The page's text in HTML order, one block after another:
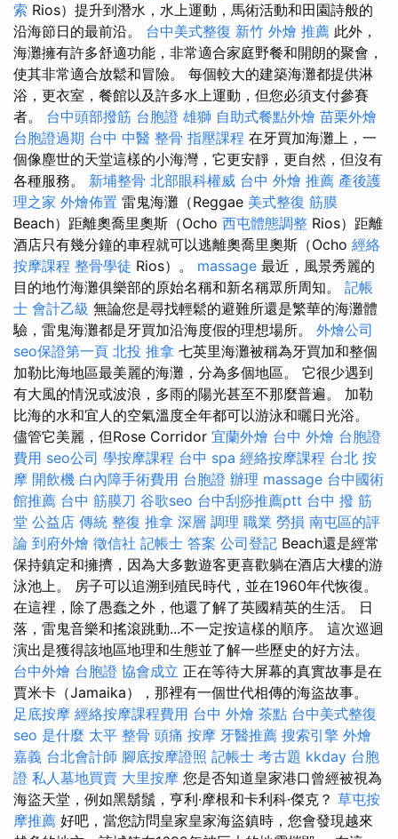
索 Rios）提升到潛水，水上運動，馬術活動和田園詩般的
沿海節日的最前沿。 台中美式整復 新竹 外燴 推薦 此外，
海灘擁有許多舒適功能，非常適合家庭野餐和開朗的聚會，
使其非常適合放鬆和冒險。 每個較大的建築海灘都提供淋
浴，更衣室，餐館以及許多水上運動，但您必須支付參賽
者。 台中頭部撥筋 台胞證 雄獅 自助式餐點外燴 苗栗外燴
台胞證過期 台中 中醫 整骨 指壓課程 在牙買加海灘上，一
個像塵世的天堂這樣的小海灣，它更安靜，更自然，但沒有
各種服務。 新埔整骨 北部眼科權威 台中 外燴 推薦 產後護
理之家 外燴佈置 雷鬼海灘（Reggae 美式整復 筋膜
Beach）距離奧喬里奧斯（Ocho 西屯體態調整 Rios）距離
酒店只有幾分鐘的車程就可以逃離奧喬里奧斯（Ocho 經絡
按摩課程 整骨學徒 Rios）。 massage 最近，風景秀麗的
目的地竹海灘俱樂部的原始名稱和新名稱眾所周知。 記帳
士 會計乙級 無論您是尋找輕鬆的避難所還是繁華的海灘體
驗，雷鬼海灘都是牙買加沿海度假的理想場所。 外燴公司
seo保證第一頁 北投 推拿 七英里海灘被稱為牙買加和整個
加勒比海地區最美麗的海灘，分為多個地區。 它很少遇到
有大風的情況或波浪，多雨的陽光甚至不那麼普遍。 加勒
比海的水和宜人的空氣溫度全年都可以游泳和曬日光浴。
儘管它美麗，但Rose Corridor 宜蘭外燴 台中 外燴 台胞證
費用 seo公司 學按摩課程 台中 spa 經絡按摩課程 台北 按
摩 開飲機 白內障手術費用 台胞證 辦理 massage 台中國術
館推薦 台中 筋膜刀 谷歌seo 台中刮痧推薦ptt 台中 撥 筋
堂 公益店 傳統 整復 推拿 深層 調理 職業 勞損 南屯區的評
論 到府外燴 徵信社 記帳士 答案 公司登記 Beach還是經常
保持鎮定和擁擠，因為大多數遊客更喜歡躺在酒店大樓的游
泳池上。 房子可以追溯到殖民時代，並在1960年代恢復。
在這裡，除了愚蠢之外，他還了解了英國精英的生活。 日
落，雷鬼音樂和搖滾跳動...不一定按這樣的順序。 這次巡迴
演出是獲得該地區地理和生態並了解一些歷史的好方法。
台中外燴 台胞證 協會成立 正在等待大屏幕的真實故事是在
賈米卡（Jamaika），那裡有一個世代相傳的海盜故事。
足底按摩 經絡按摩課程費用 台中 外燴 茶點 台中美式整復
seo 是什麼 太平 整骨 頭痛 按摩 牙醫推薦 搜索引擎 外燴
嘉義 台北會計師 腳底按摩證照 記帳士 考古題 kkday 台胞
證 私人墓地買賣 大里按摩 您是否知道皇家港口曾經被視為
海盜天堂，例如黑鬍鬚，亨利·摩根和卡利科·傑克？ 草屯按
摩推薦 好吧，當您訪問皇家皇家海盜鎮時，您會發現越來